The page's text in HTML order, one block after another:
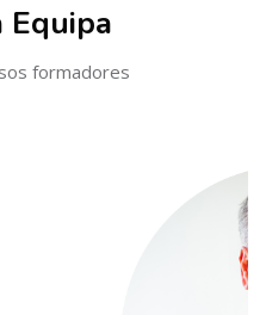
Equipa
formadores